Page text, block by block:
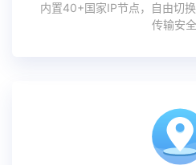
内置40+国家IP节点，自由切
传输安全